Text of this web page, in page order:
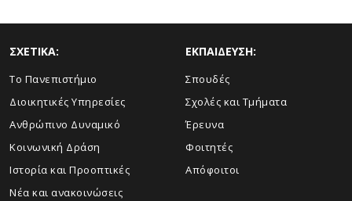
ΣΧΕΤΙΚΑ:
Το Πανεπιστήμιο
Διοικητικές Υπηρεσίες
Ανθρώπινο Δυναμικό
Κοινωνική Δράση
Ιστορία και Προοπτικές
Νέα και ανακοινώσεις
ΕΚΠΑΙΔΕΥΣΗ:
Σπουδές
Σχολές και Τμήματα
Έρευνα
Φοιτητές
Απόφοιτοι